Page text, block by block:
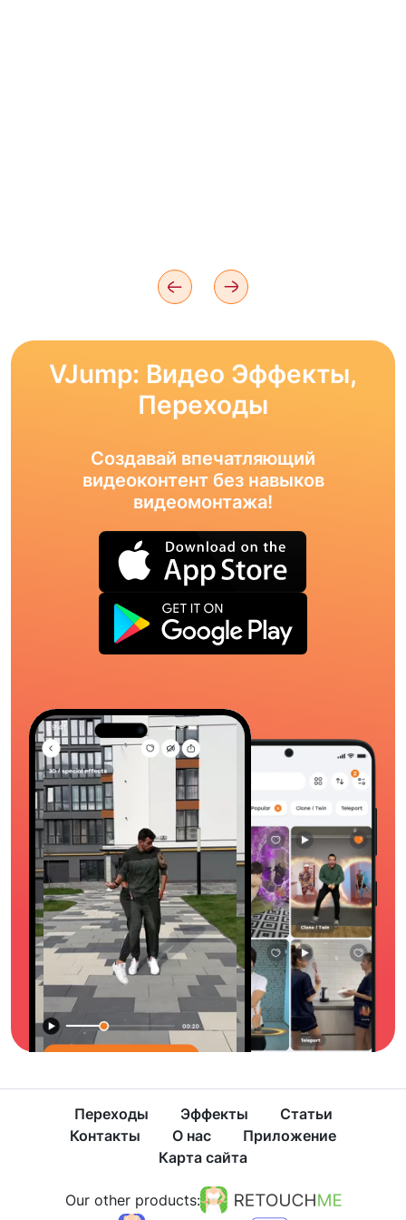
VJump: Видео Эффекты,
Переходы
Создавай впечатляющий
видеоконтент без навыков
видеомонтажа!
Переходы Эффекты
Статьи
Контакты
О нас
Приложение
Карта сайта
Our other products: